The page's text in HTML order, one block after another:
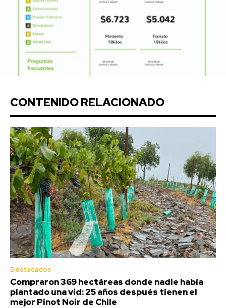
CONTENIDO RELACIONADO
Destacados
Compraron 369 hectáreas donde nadie había
plantado una vid: 25 años después tienen el
mejor Pinot Noir de Chile